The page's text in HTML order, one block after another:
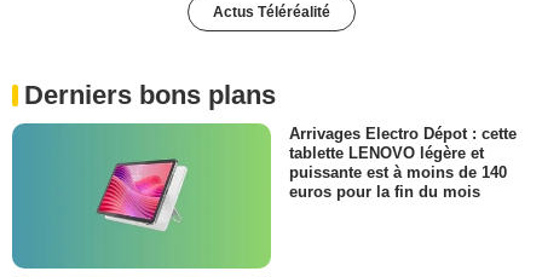
Actus Téléréalité
Derniers bons plans
Arrivages Electro Dépot : cette
tablette LENOVO légère et
puissante est à moins de 140
euros pour la fin du mois